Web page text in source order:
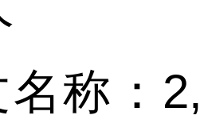
名称：